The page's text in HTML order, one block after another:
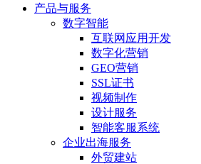
产品与服务
数字智能
互联网应用开发
数字化营销
GEO营销
SSL证书
视频制作
设计服务
智能客服系统
企业出海服务
外贸建站